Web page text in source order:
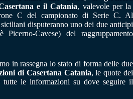
e il Catania, valevole per la
C del campionato di Serie C. Al
disputeranno uno dei due anticipi
Picerno-Cavese) del raggruppamento
in rassegna lo stato di forma delle due
di Casertana Catania, le quote dei
tutte le informazioni su dove seguire il